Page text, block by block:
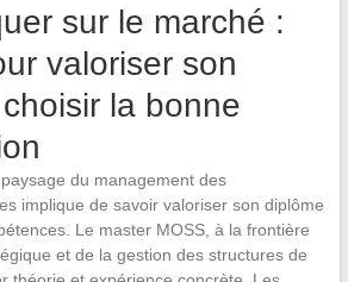
sur le marché :
valoriser son
la bonne
du management des
implique de savoir valoriser son diplôme
Le master MOSS, à la frontière
et de la gestion des structures de